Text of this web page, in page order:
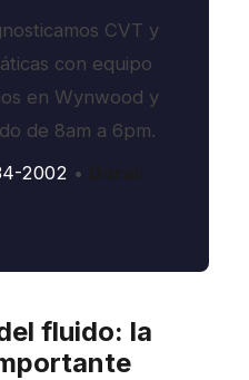
CVT y
con equipo
en Wynwood y
de 8am a 6pm.
2002 •
fluido: la